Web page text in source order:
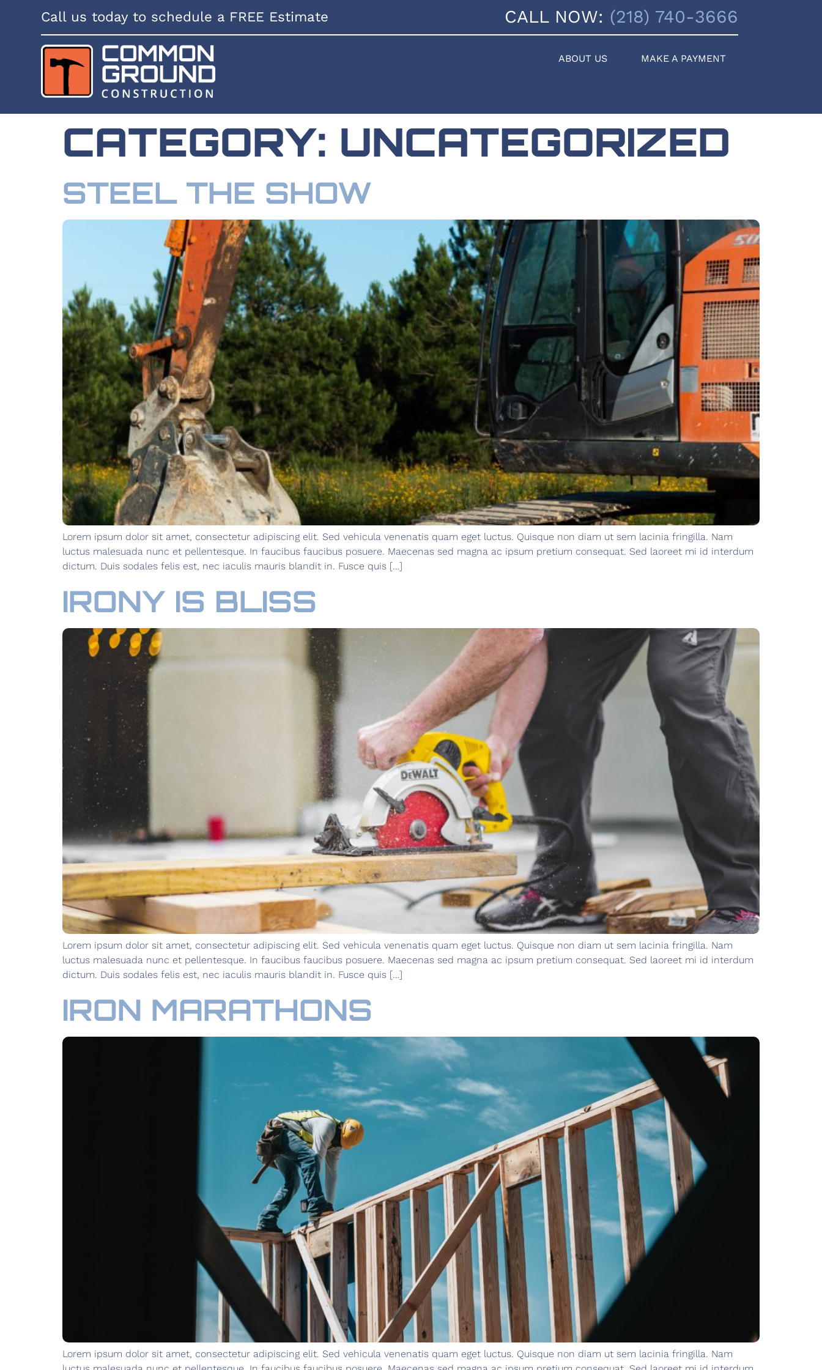
Call us today to schedule a FREE Estimate CALL NOW: (218) 740-3666
ABOUT US MAKE A PAYMENT
CATEGORY: UNCATEGORIZED
STEEL THE SHOW
Lorem ipsum dolor sit amet, consectetur adipiscing elit. Sed vehicula venenatis quam eget luctus. Quisque non diam ut sem lacinia fringilla. Nam
luctus malesuada nunc et pellentesque. In faucibus faucibus posuere. Maecenas sed magna ac ipsum pretium consequat. Sed laoreet mi id interdum
dictum. Duis sodales felis est, nec iaculis mauris blandit in. Fusce quis […]
IRONY IS BLISS
Lorem ipsum dolor sit amet, consectetur adipiscing elit. Sed vehicula venenatis quam eget luctus. Quisque non diam ut sem lacinia fringilla. Nam
luctus malesuada nunc et pellentesque. In faucibus faucibus posuere. Maecenas sed magna ac ipsum pretium consequat. Sed laoreet mi id interdum
dictum. Duis sodales felis est, nec iaculis mauris blandit in. Fusce quis […]
IRON MARATHONS
Lorem ipsum dolor sit amet, consectetur adipiscing elit. Sed vehicula venenatis quam eget luctus. Quisque non diam ut sem lacinia fringilla. Nam